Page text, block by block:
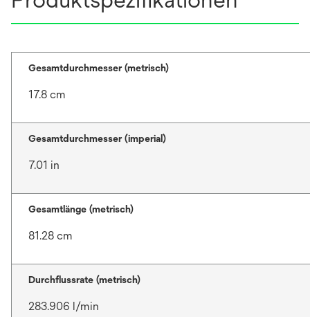
Gesamtdurchmesser (metrisch)
17.8 cm
Gesamtdurchmesser (imperial)
7.01 in
Gesamtlänge (metrisch)
81.28 cm
Durchflussrate (metrisch)
283.906 l/min